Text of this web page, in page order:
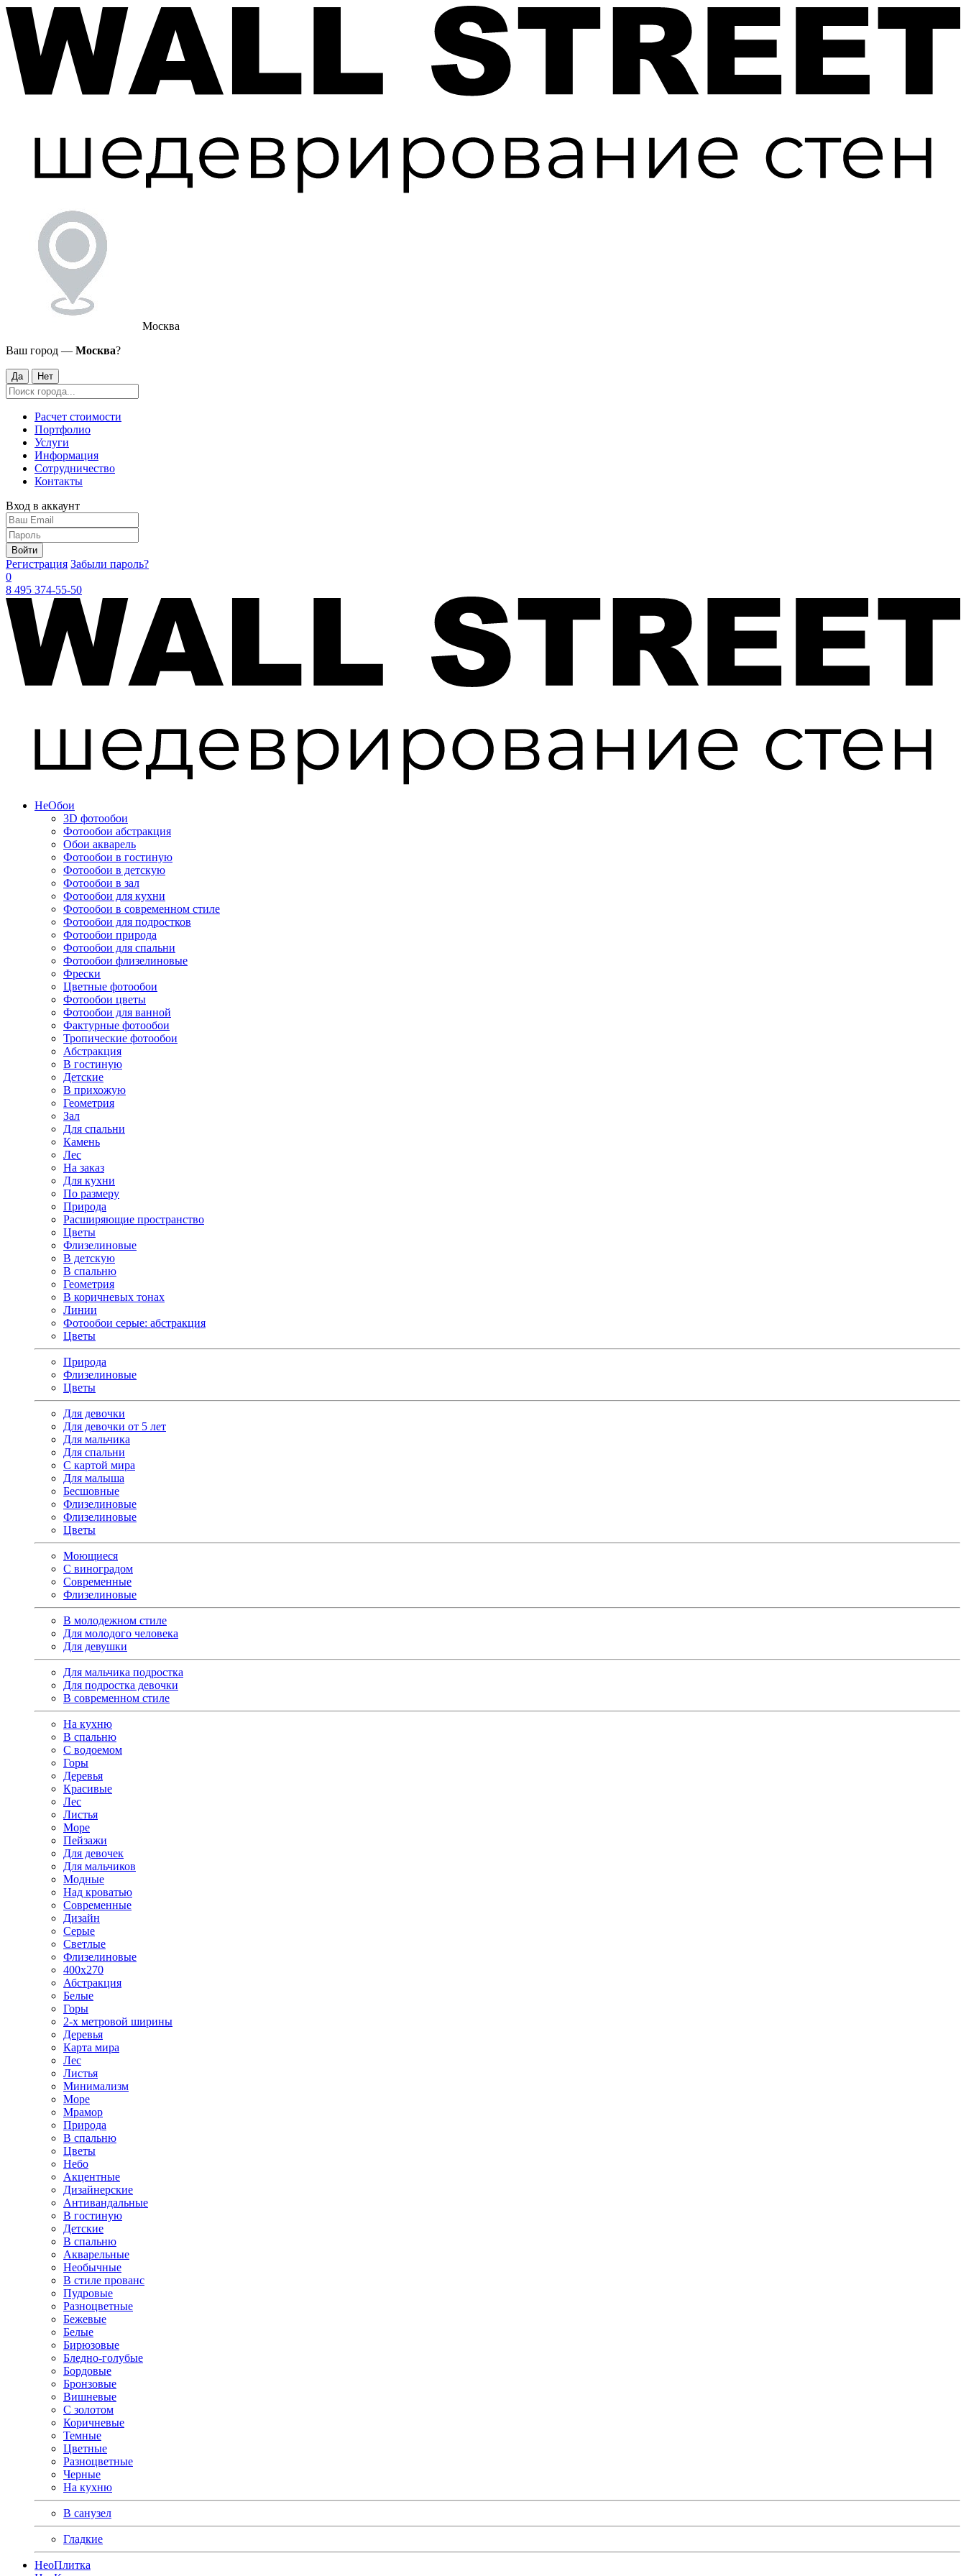
Москва
Ваш город — Москва?
Да Нет
Расчет стоимости
Портфолио
Услуги
Информация
Сотрудничество
Контакты
Вход в аккаунт
Войти
Регистрация Забыли пароль?
0
8 495 374-55-50
НеОбои
3D фотообои
Фотообои абстракция
Обои акварель
Фотообои в гостиную
Фотообои в детскую
Фотообои в зал
Фотообои для кухни
Фотообои в современном стиле
Фотообои для подростков
Фотообои природа
Фотообои для спальни
Фотообои флизелиновые
Фрески
Цветные фотообои
Фотообои цветы
Фотообои для ванной
Фактурные фотообои
Тропические фотообои
Абстракция
В гостиную
Детские
В прихожую
Геометрия
Зал
Для спальни
Камень
Лес
На заказ
Для кухни
По размеру
Природа
Расширяющие пространство
Цветы
Флизелиновые
В детскую
В спальню
Геометрия
В коричневых тонах
Линии
Фотообои серые: абстракция
Цветы
Природа
Флизелиновые
Цветы
Для девочки
Для девочки от 5 лет
Для мальчика
Для спальни
С картой мира
Для малыша
Бесшовные
Флизелиновые
Флизелиновые
Цветы
Моющиеся
С виноградом
Современные
Флизелиновые
В молодежном стиле
Для молодого человека
Для девушки
Для мальчика подростка
Для подростка девочки
В современном стиле
На кухню
В спальню
С водоемом
Горы
Деревья
Красивые
Лес
Листья
Море
Пейзажи
Для девочек
Для мальчиков
Модные
Над кроватью
Современные
Дизайн
Серые
Светлые
Флизелиновые
400х270
Абстракция
Белые
Горы
2-х метровой ширины
Деревья
Карта мира
Лес
Листья
Минимализм
Море
Мрамор
Природа
В спальню
Цветы
Небо
Акцентные
Дизайнерские
Антивандальные
В гостиную
Детские
В спальню
Акварельные
Необычные
В стиле прованс
Пудровые
Разноцветные
Бежевые
Белые
Бирюзовые
Бледно-голубые
Бордовые
Бронзовые
Вишневые
С золотом
Коричневые
Темные
Цветные
Разноцветные
Черные
На кухню
В санузел
Гладкие
НеоПлитка